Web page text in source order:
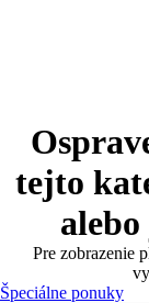
tejto
Pre zobrazenie
Špeciálne ponuky